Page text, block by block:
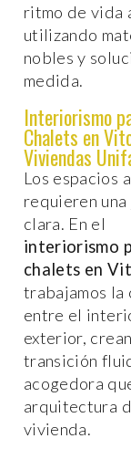
ritmo de vida
utilizando
nobles y
medida.
Interiorismo
Chalets en
Viviendas
Los espacios
requieren
clara. En el
interiorismo
chalets en
trabajamos la
entre el
exterior,
transición
acogedora
arquitectura
vivienda.